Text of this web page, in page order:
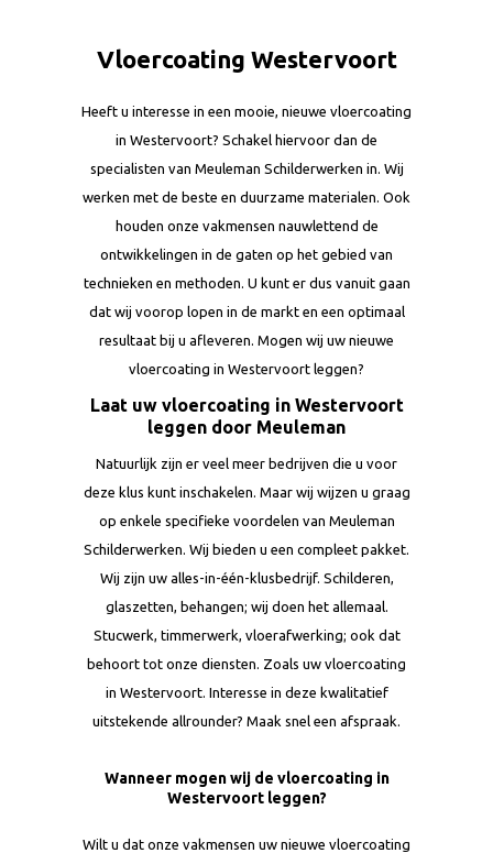
Vloercoating Westervoort
Heeft u interesse in een mooie, nieuwe vloercoating
in Westervoort? Schakel hiervoor dan de
specialisten van Meuleman Schilderwerken in. Wij
werken met de beste en duurzame materialen. Ook
houden onze vakmensen nauwlettend de
ontwikkelingen in de gaten op het gebied van
technieken en methoden. U kunt er dus vanuit gaan
dat wij voorop lopen in de markt en een optimaal
resultaat bij u afleveren. Mogen wij uw nieuwe
vloercoating in Westervoort leggen?
Laat uw vloercoating in Westervoort
leggen door Meuleman
Natuurlijk zijn er veel meer bedrijven die u voor
deze klus kunt inschakelen. Maar wij wijzen u graag
op enkele specifieke voordelen van Meuleman
Schilderwerken. Wij bieden u een compleet pakket.
Wij zijn uw alles-in-één-klusbedrijf. Schilderen,
glaszetten, behangen; wij doen het allemaal.
Stucwerk, timmerwerk, vloerafwerking; ook dat
behoort tot onze diensten. Zoals uw vloercoating
in Westervoort. Interesse in deze kwalitatief
uitstekende allrounder? Maak snel een afspraak.
Wanneer mogen wij de vloercoating in
Westervoort leggen?
Wilt u dat onze vakmensen uw nieuwe vloercoating